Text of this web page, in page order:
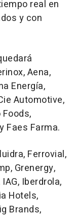
real en
y con
Aena,
Energía,
Automotive,
Faes Farma.
Ferrovial,
Grenergy,
Iberdrola,
Hotels,
Brands,